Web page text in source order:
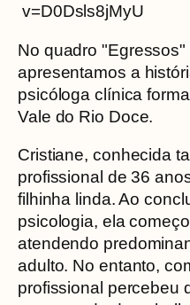
v=D0Dsls8jMyU
No quadro
apresentamos a
psicóloga clínica
Vale do Rio Doce.
Cristiane, conhecida
profissional de 36
filhinha linda. Ao
psicologia, ela
atendendo
adulto. No entanto,
profissional percebeu